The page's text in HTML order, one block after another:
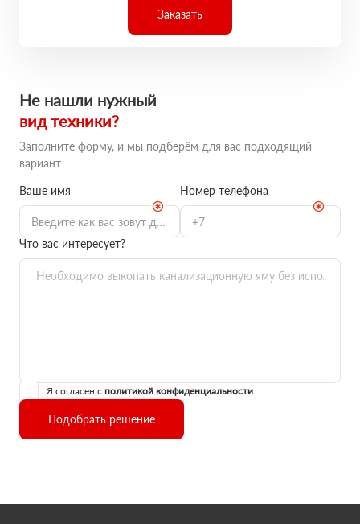
Заказать
Не нашли нужный
вид техники?
Заполните форму, и мы подберём для вас подходящий
вариант
Ваше имя
Номер телефона
Что вас интересует?
Я согласен с политикой конфиденциальности
Подобрать решение